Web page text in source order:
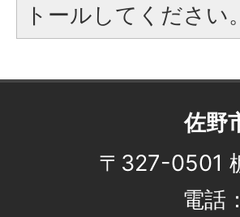
トールしてください。
佐野
〒327-0501
電話